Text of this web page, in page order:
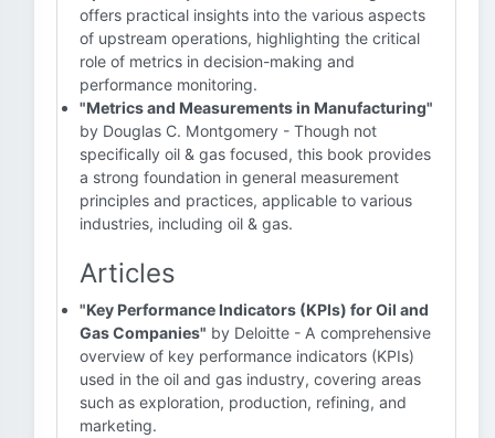
offers practical insights into the various aspects
of upstream operations, highlighting the critical
role of metrics in decision-making and
performance monitoring.
"Metrics and Measurements in Manufacturing"
by Douglas C. Montgomery - Though not
specifically oil & gas focused, this book provides
a strong foundation in general measurement
principles and practices, applicable to various
industries, including oil & gas.
Articles
"Key Performance Indicators (KPIs) for Oil and
Gas Companies" by Deloitte - A comprehensive
overview of key performance indicators (KPIs)
used in the oil and gas industry, covering areas
such as exploration, production, refining, and
marketing.